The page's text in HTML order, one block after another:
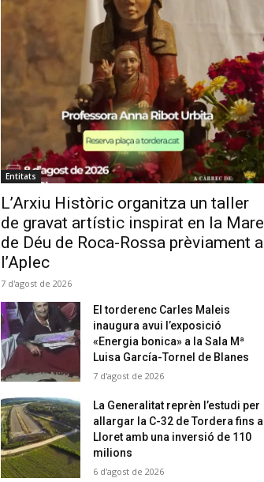
Entitats
L’Arxiu Històric organitza un taller
de gravat artístic inspirat en la Mare
de Déu de Roca-Rossa prèviament a
l’Aplec
7 d'agost de 2026
El torderenc Carles Maleis
inaugura avui l’exposició
«Energia bonica» a la Sala Mª
Luisa García-Tornel de Blanes
7 d'agost de 2026
La Generalitat reprèn l’estudi per
allargar la C-32 de Tordera fins a
Lloret amb una inversió de 110
milions
6 d'agost de 2026